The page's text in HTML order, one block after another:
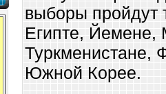
выборы пройдут
Египте, Йемене,
Туркменистане,
Южной Корее.